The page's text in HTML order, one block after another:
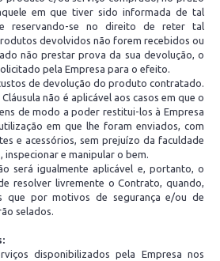
em que tiver sido informada de tal
reservando-se no direito de reter tal
devolvidos não forem recebidos ou
não prestar prova da sua devolução, o
pela Empresa para o efeito.
de devolução do produto contratado.
não é aplicável aos casos em que o
de modo a poder restitui-los à Empresa
em que lhe foram enviados, com
e acessórios, sem prejuízo da faculdade
e manipular o bem.
será igualmente aplicável e, portanto, o
resolver livremente o Contrato, quando,
que por motivos de segurança e/ou de
selados.
disponibilizados pela Empresa nos